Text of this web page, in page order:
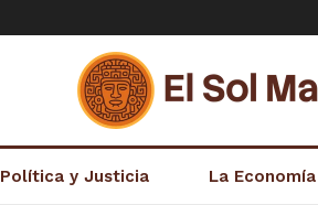
Política y Justicia La Economía